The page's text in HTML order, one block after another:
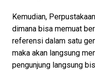
Kemudian,
dimana bisa memuat
referensi dalam satu
maka akan langsung
pengunjung langsung